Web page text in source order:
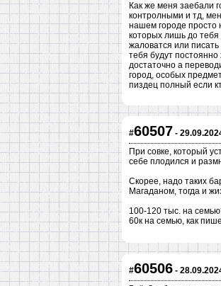
Как же меня заебали
контролными и тд,
нашем городе просто
которых лишь до тебя
жаловатся или
тебя будут постоянно
достаточно а
город, особых
пиздец полный если
#60507 -
При совке, который
себе плодился и
Скорее, надо таких
Магаданом, тогда и
100-120 тыс. на
60к на семью, как
#60506-